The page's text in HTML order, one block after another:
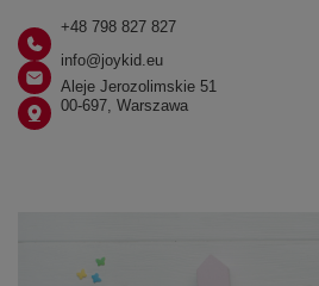
+48 798 827 827
info@joykid.eu
Aleje Jerozolimskie 51
00-697, Warszawa